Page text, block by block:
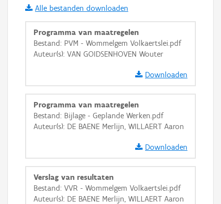
i
+ −
Basis Lagen
Ortho
GRB-Basiskaart
GRB-Basiskaart in grijswaarden
Alle bestanden downloaden
Programma van maatregelen
Bestand: PVM - Wommelgem Volkaertslei.pdf
Auteur(s): VAN GOIDSENHOVEN Wouter
Downloaden
Programma van maatregelen
Bestand: Bijlage - Geplande Werken.pdf
Auteur(s): DE BAENE Merlijn, WILLAERT Aaron
Downloaden
Verslag van resultaten
Bestand: VVR - Wommelgem Volkaertslei.pdf
Auteur(s): DE BAENE Merlijn, WILLAERT Aaron